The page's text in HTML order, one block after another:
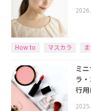
How to マスカラ
ミ
ラ
行